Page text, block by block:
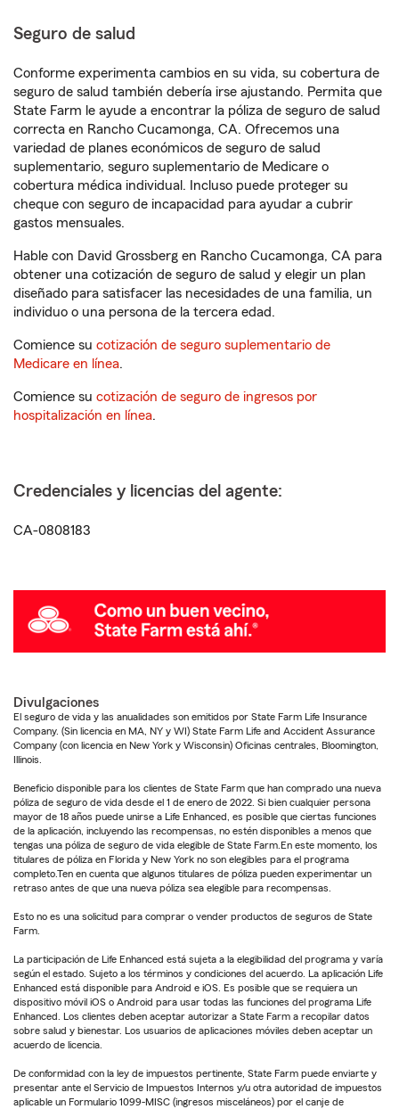
Seguro de salud
Conforme experimenta cambios en su vida, su cobertura de
seguro de salud también debería irse ajustando. Permita que
State Farm le ayude a encontrar la póliza de seguro de salud
correcta en Rancho Cucamonga, CA. Ofrecemos una
variedad de planes económicos de seguro de salud
suplementario, seguro suplementario de Medicare o
cobertura médica individual. Incluso puede proteger su
cheque con seguro de incapacidad para ayudar a cubrir
gastos mensuales.
Hable con David Grossberg en Rancho Cucamonga, CA para
obtener una cotización de seguro de salud y elegir un plan
diseñado para satisfacer las necesidades de una familia, un
individuo o una persona de la tercera edad.
Comience su cotización de seguro suplementario de
Medicare en línea.
Comience su cotización de seguro de ingresos por
hospitalización en línea.
Credenciales y licencias del agente:
CA-0808183
Divulgaciones
El seguro de vida y las anualidades son emitidos por State Farm Life Insurance
Company. (Sin licencia en MA, NY y WI) State Farm Life and Accident Assurance
Company (con licencia en New York y Wisconsin) Oficinas centrales, Bloomington,
Illinois.
Beneficio disponible para los clientes de State Farm que han comprado una nueva
póliza de seguro de vida desde el 1 de enero de 2022. Si bien cualquier persona
mayor de 18 años puede unirse a Life Enhanced, es posible que ciertas funciones
de la aplicación, incluyendo las recompensas, no estén disponibles a menos que
tengas una póliza de seguro de vida elegible de State Farm.En este momento, los
titulares de póliza en Florida y New York no son elegibles para el programa
completo.Ten en cuenta que algunos titulares de póliza pueden experimentar un
retraso antes de que una nueva póliza sea elegible para recompensas.
Esto no es una solicitud para comprar o vender productos de seguros de State
Farm.
La participación de Life Enhanced está sujeta a la elegibilidad del programa y varía
según el estado. Sujeto a los términos y condiciones del acuerdo. La aplicación Life
Enhanced está disponible para Android e iOS. Es posible que se requiera un
dispositivo móvil iOS o Android para usar todas las funciones del programa Life
Enhanced. Los clientes deben aceptar autorizar a State Farm a recopilar datos
sobre salud y bienestar. Los usuarios de aplicaciones móviles deben aceptar un
acuerdo de licencia.
De conformidad con la ley de impuestos pertinente, State Farm puede enviarte y
presentar ante el Servicio de Impuestos Internos y/u otra autoridad de impuestos
aplicable un Formulario 1099-MISC (ingresos misceláneos) por el canje de